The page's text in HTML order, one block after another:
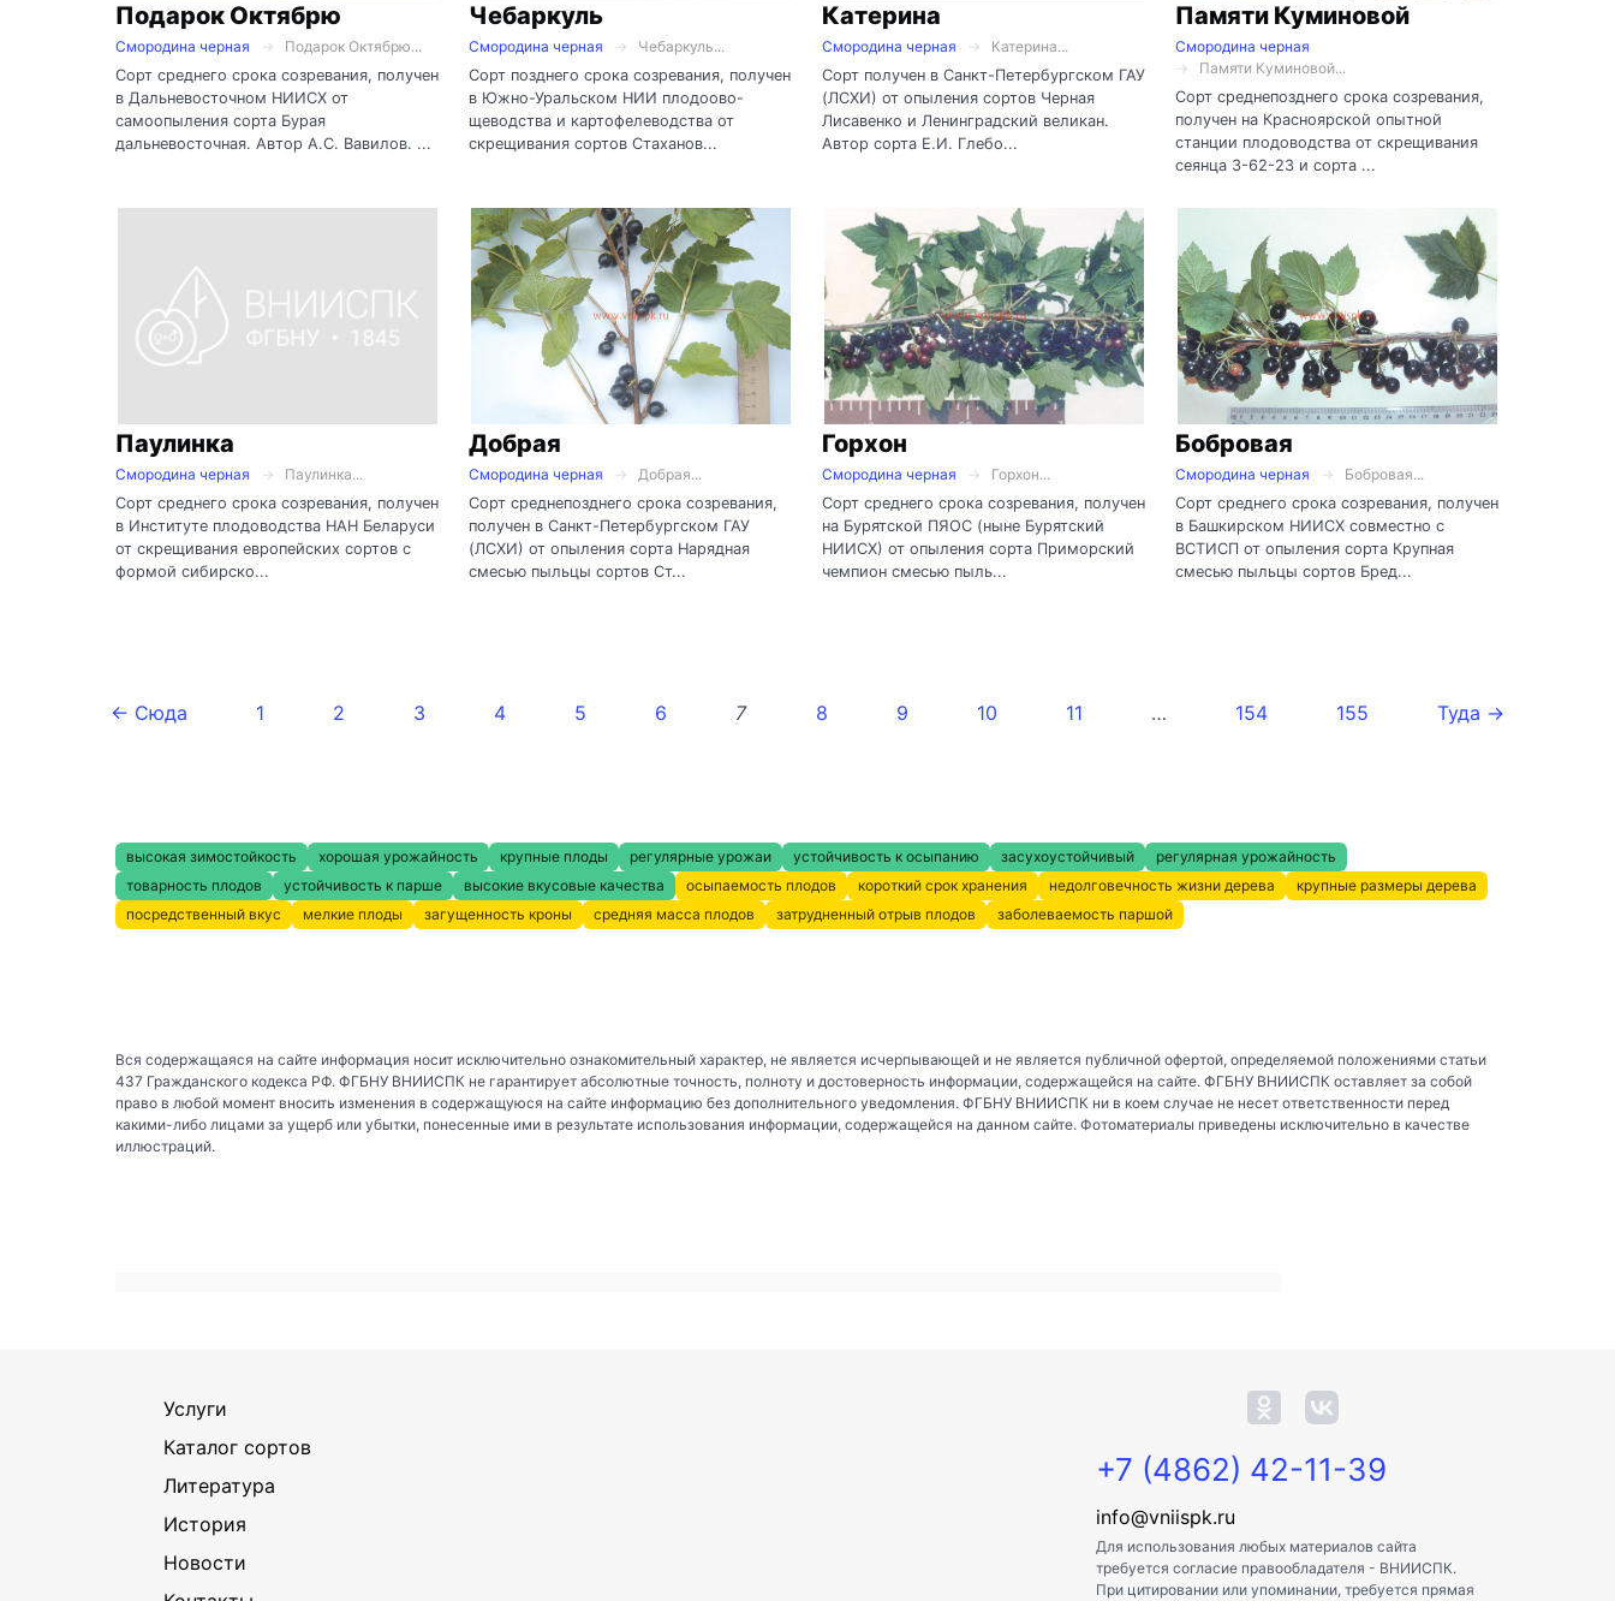
Подарок Октябрю
Смородина черная
Подарок Октябрю...
Сорт среднего срока созревания, получен
в Дальневосточном НИИСХ от
самоопыления сорта Бурая
дальневосточная. Автор А.С. Вавилов. ...
Чебаркуль
Смородина черная
Чебаркуль...
Сорт позднего срока созревания, получен
в Южно-Уральском НИИ плодоово-
щеводства и картофелеводства от
скрещивания сортов Стаханов...
Катерина
Смородина черная
Катерина...
Сорт получен в Санкт-Петербургском ГАУ
(ЛСХИ) от опыления сортов Черная
Лисавенко и Ленинградский великан.
Автор сорта Е.И. Глебо...
Памяти Куминовой
Смородина черная
Памяти Куминовой...
Сорт среднепозднего срока созревания,
получен на Красноярской опытной
станции плодоводства от скрещивания
сеянца 3-62-23 и сорта ...
Паулинка
Смородина черная
Паулинка...
Сорт среднего срока созревания, получен
в Институте плодоводства НАН Беларуси
от скрещивания европейских сортов с
формой сибирско...
Добрая
Смородина черная
Добрая...
Сорт среднепозднего срока созревания,
получен в Санкт-Петербургском ГАУ
(ЛСХИ) от опыления сорта Нарядная
смесью пыльцы сортов Ст...
Горхон
Смородина черная
Горхон...
Сорт среднего срока созревания, получен
на Бурятской ПЯОС (ныне Бурятский
НИИСХ) от опыления сорта Приморский
чемпион смесью пыль...
Бобровая
Смородина черная
Бобровая...
Сорт среднего срока созревания, получен
в Башкирском НИИСХ совместно с
ВСТИСП от опыления сорта Крупная
смесью пыльцы сортов Бред...
← Сюда 1 2 3 4 5 6 7 8 9 10 11 … 154 155 Туда →
высокая зимостойкость хорошая урожайность крупные плоды регулярные урожаи устойчивость к осыпанию засухоустойчивый
регулярная урожайность
товарность плодов
устойчивость к парше высокие вкусовые качества осыпаемость плодов короткий срок хранения недолговечность жизни дерева
крупные размеры дерева
посредственный вкус
мелкие плоды загущенность кроны средняя масса плодов затрудненный отрыв плодов заболеваемость паршой
Вся содержащаяся на сайте информация носит исключительно ознакомительный характер, не является исчерпывающей и не является публичной офертой, определяемой положениями статьи
437 Гражданского кодекса РФ. ФГБНУ ВНИИСПК не гарантирует абсолютные точность, полноту и достоверность информации, содержащейся на сайте. ФГБНУ ВНИИСПК оставляет за собой
право в любой момент вносить изменения в содержащуюся на сайте информацию без дополнительного уведомления. ФГБНУ ВНИИСПК ни в коем случае не несет ответственности перед
какими-либо лицами за ущерб или убытки, понесенные ими в результате использования информации, содержащейся на данном сайте. Фотоматериалы приведены исключительно в качестве
иллюстраций.
Услуги
Каталог сортов
Литература
История
Новости
+7 (4862) 42-11-39
info@vniispk.ru
Для использования любых материалов сайта
требуется согласие правообладателя - ВНИИСПК.
При цитировании или упоминании, требуется прямая